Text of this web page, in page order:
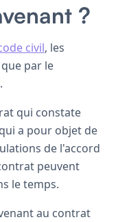
?
civil, les
par le
qui constate
a pour objet de
de l'accord
peuvent
le temps.
au contrat